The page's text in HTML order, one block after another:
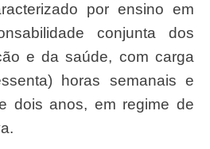
por ensino em
conjunta dos
e da saúde, com carga
horas semanais e
dois anos, em regime de